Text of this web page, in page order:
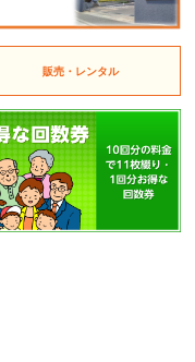
販売・レンタル